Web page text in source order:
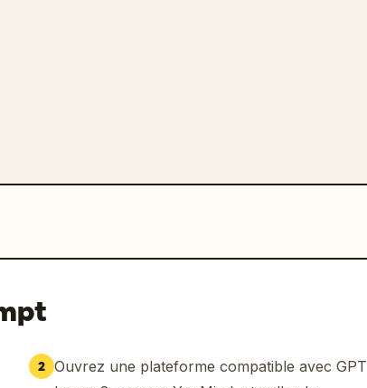
2 Ouvrez une plateforme compatible avec GPT